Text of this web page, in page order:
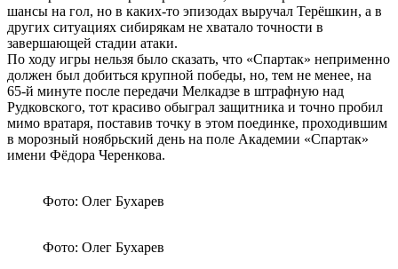
шансы на гол, но в каких-то эпизодах выручал Терёшкин, а в
других ситуациях сибирякам не хватало точности в
завершающей стадии атаки.
По ходу игры нельзя было сказать, что «Спартак» неприменно
должен был добиться крупной победы, но, тем не менее, на
65-й минуте после передачи Мелкадзе в штрафную над
Рудковского, тот красиво обыграл защитника и точно пробил
мимо вратаря, поставив точку в этом поединке, проходившим
в морозный ноябрьский день на поле Академии «Спартак»
имени Фёдора Черенкова.
Фото: Олег Бухарев
Фото: Олег Бухарев